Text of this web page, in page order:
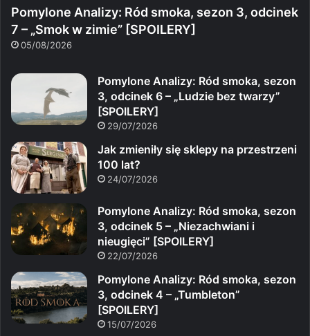
Pomylone Analizy: Ród smoka, sezon 3, odcinek
7 – „Smok w zimie” [SPOILERY]
05/08/2026
Pomylone Analizy: Ród smoka, sezon
3, odcinek 6 – „Ludzie bez twarzy”
[SPOILERY]
29/07/2026
Jak zmieniły się sklepy na przestrzeni
100 lat?
24/07/2026
Pomylone Analizy: Ród smoka, sezon
3, odcinek 5 – „Niezachwiani i
nieugięci” [SPOILERY]
22/07/2026
Pomylone Analizy: Ród smoka, sezon
3, odcinek 4 – „Tumbleton”
[SPOILERY]
15/07/2026